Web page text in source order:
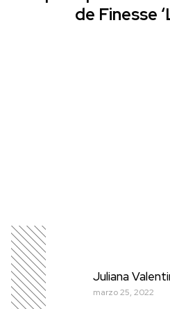
de Finesse
Juliana
marzo 25, 2022